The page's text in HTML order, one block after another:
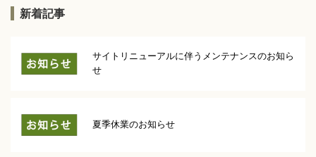
新着記事
サイトリニューアルに伴うメンテナンスのお知ら
せ
夏季休業のお知らせ